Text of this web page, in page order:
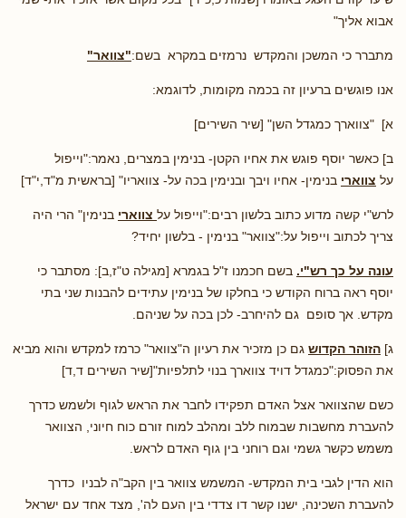
אבוא אליך"
מתברר כי המשכן והמקדש נרמזים במקרא בשם:"צוואר"
אנו פוגשים ברעיון זה בכמה מקומות, לדוגמא:
א] "צווארך כמגדל השן" [שיר השירים]
ב] כאשר יוסף פוגש את אחיו הקטן- בנימין במצרים, נאמר:"וייפול
על צווארי בנימין- אחיו ויבך ובנימין בכה על- צוואריו" [בראשית מ"ד,י"ד]
לרש"י קשה מדוע כתוב בלשון רבים:"וייפול על צווארי בנימין" הרי היה
צריך לכתוב וייפול על:"צוואר" בנימין - בלשון יחיד?
עונה על כך רש"י. בשם חכמנו ז"ל בגמרא [מגילה ט"ז,ב]: מסתבר כי
יוסף ראה ברוח הקודש כי בחלקו של בנימין עתידים להבנות שני בתי
מקדש. אך סופם גם להיחרב- לכן בכה על שניהם.
ג] הזוהר הקדוש גם כן מזכיר את רעיון ה"צוואר" כרמז למקדש והוא מביא
את הפסוק:"כמגדל דויד צווארך בנוי לתלפיות"[שיר השירים ד,ד]
כשם שהצוואר אצל האדם תפקידו לחבר את הראש לגוף ולשמש כדרך
להעברת מחשבות שבמוח ללב ומהלב למוח זורם כוח חיוני, הצוואר
משמש כקשר גשמי וגם רוחני בין גוף האדם לראש.
הוא הדין לגבי בית המקדש- המשמש צוואר בין הקב"ה לבניו כדרך
להעברת השכינה, ישנו קשר דו צדדי בין העם לה', מצד אחד עם ישראל